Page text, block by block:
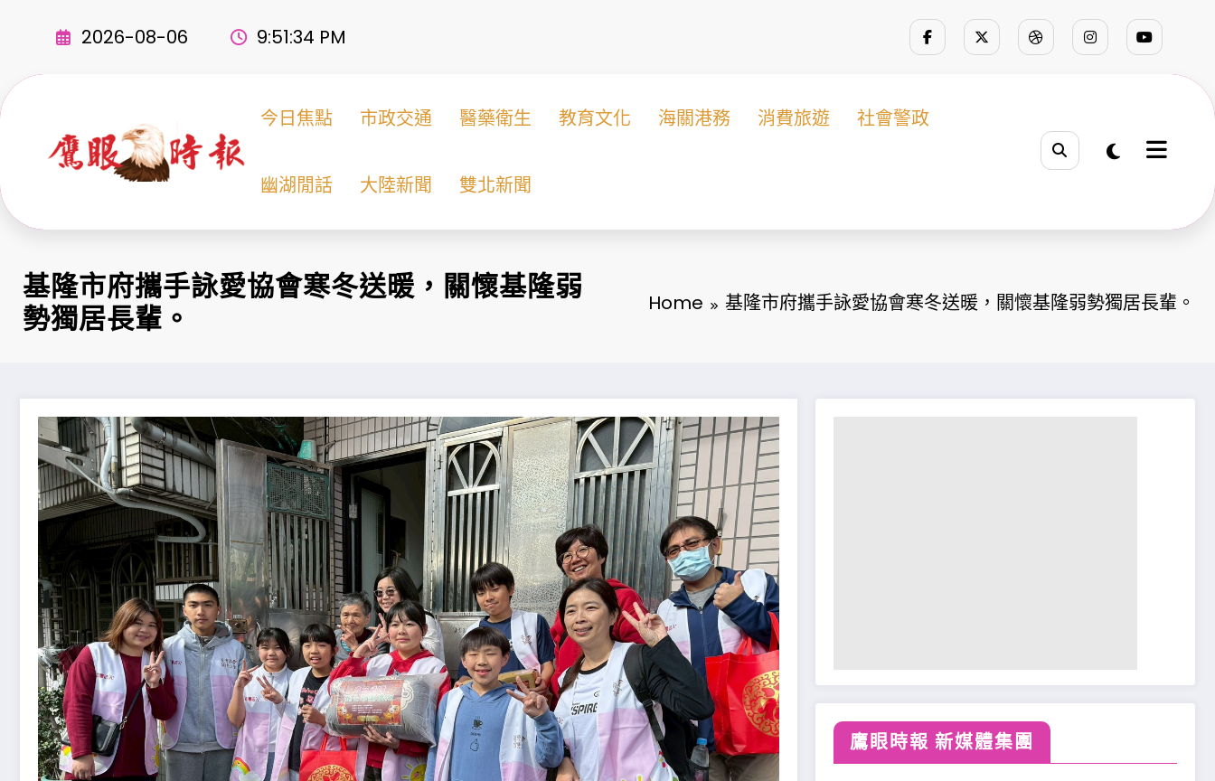
2026-08-06 9:51:35 PM
今日焦點 市政交通 醫藥衛生 教育文化 海關港務 消費旅遊 社會警政
幽湖閒話 大陸新聞 雙北新聞
基隆市府攜手詠愛協會寒冬送暖，關懷基隆弱
勢獨居長輩。
Home 基隆市府攜手詠愛協會寒冬送暖，關懷基隆弱勢獨居長輩。
鷹眼時報 新媒體集團